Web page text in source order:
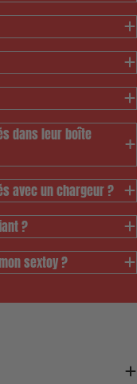
dans leur boîte
avec un chargeur ?
?
sextoy ?